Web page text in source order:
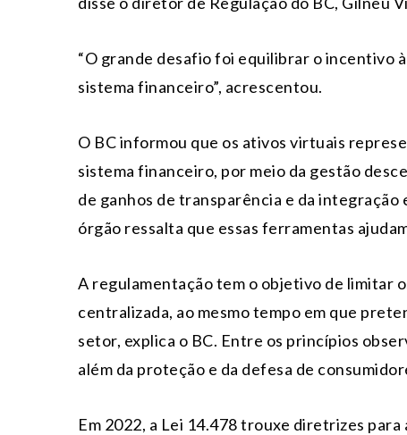
“O grande desafio foi equilibrar o incentivo
sistema financeiro”, acrescentou.
O BC informou que os ativos virtuais
sistema financeiro, por meio da gestão
de ganhos de transparência e da
órgão ressalta que essas ferramentas
A regulamentação tem o objetivo de limitar
centralizada, ao mesmo tempo em que
setor, explica o BC. Entre os princípios
além da proteção e da defesa de
Em 2022, a Lei 14.478 trouxe diretrizes